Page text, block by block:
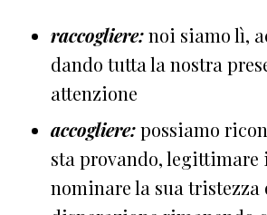
raccogliere:noi siamo lì,
dando tutta la nostra
attenzione
accogliere:possiamo
sta provando, legittimare
nominare la sua tristezza